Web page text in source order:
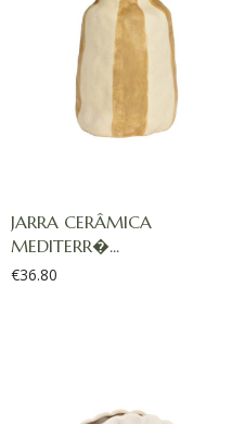
JARRA CERÂMICA
MEDITERR�...
€36.80